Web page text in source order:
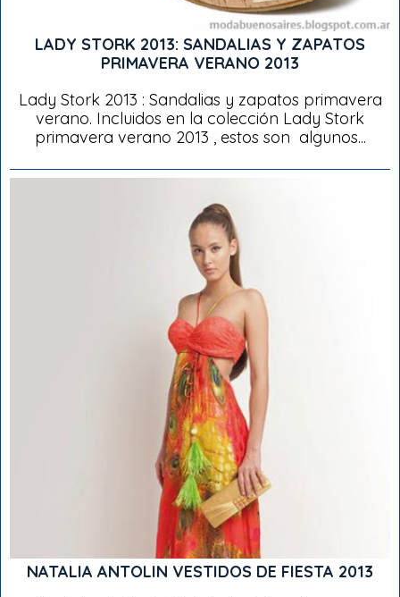
LADY STORK 2013: SANDALIAS Y ZAPATOS
PRIMAVERA VERANO 2013
Lady Stork 2013 : Sandalias y zapatos primavera
verano. Incluidos en la colección Lady Stork
primavera verano 2013 , estos son algunos...
NATALIA ANTOLIN VESTIDOS DE FIESTA 2013